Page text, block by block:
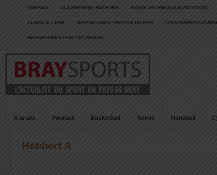
AGENDA CLASSEMENT BUTEURS STADE VALERIQUAIS 2022/2023
CLUBS & LIENS REPORTAGES PHOTOS DIVERS CALENDRIER
REPORTAGES PHOTOS DIVERS
A la une Football Basketball Tennis Handball
Hebbert A